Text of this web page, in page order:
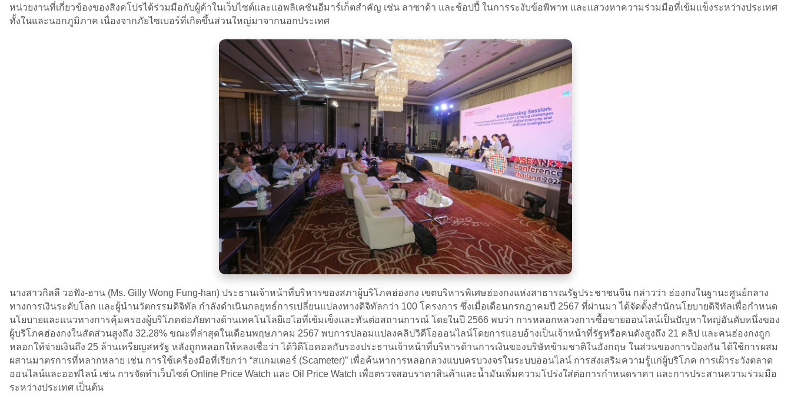
หน่วยงานที่เกี่ยวข้องของสิงคโปรได้ร่วมมือกับผู้ค้าในเว็บไซต์และแอพลิเคชันอีมาร์เก็ตสำคัญ เช่น ลาซาด้า และช้อปปี้ ในการระงับข้อพิพาท และแสวงหาความร่วมมือที่เข้มแข็งระหว่างประเทศ
ทั้งในและนอกภูมิภาค เนื่องจากภัยไซเบอร์ที่เกิดขึ้นส่วนใหญ่มาจากนอกประเทศ
นางสาวกิลลี วอฟัง-ฮาน (Ms. Gilly Wong Fung-han) ประธานเจ้าหน้าที่บริหารของสภาผู้บริโภคฮ่องกง เขตบริหารพิเศษฮ่องกงแห่งสาธารณรัฐประชาชนจีน กล่าวว่า ฮ่องกงในฐานะศูนย์กลาง
ทางการเงินระดับโลก และผู้นำนวัตกรรมดิจิทัล กำลังดำเนินกลยุทธ์การเปลี่ยนแปลงทางดิจิทัลกว่า 100 โครงการ ซึ่งเมื่อเดือนกรกฎาคมปี 2567 ที่ผ่านมา ได้จัดตั้งสำนักนโยบายดิจิทัลเพื่อกำหนด
นโยบายและแนวทางการคุ้มครองผู้บริโภคต่อภัยทางด้านเทคโนโลยีเอไอที่เข้มเข็งและทันต่อสถานการณ์ โดยในปี 2566 พบว่า การหลอกหลวงการซื้อขายออนไลน์เป็นปัญหาใหญ่อันดับหนึ่งของ
ผู้บริโภคฮ่องกงในสัดส่วนสูงถึง 32.28% ขณะที่ล่าสุดในเดือนพฤษภาคม 2567 พบการปลอมแปลงคลิปวิดีโอออนไลน์โดยการแอบอ้างเป็นเจ้าหน้าที่รัฐหรือคนดังสูงถึง 21 คลิป และคนฮ่องกงถูก
หลอกให้จ่ายเงินถึง 25 ล้านเหรียญสหรัฐ หลังถูกหลอกให้หลงเชื่อว่า ได้วิดีโอคอลกับรองประธานเจ้าหน้าที่บริหารด้านการเงินของบริษัทข้ามชาติในอังกฤษ ในส่วนของการป้องกัน ได้ใช้การผสม
ผสานมาตรการที่หลากหลาย เช่น การใช้เครื่องมือที่เรียกว่า “สแกมเตอร์ (Scameter)” เพื่อค้นหาการหลอกลวงแบบครบวงจรในระบบออนไลน์ การส่งเสริมความรู้แก่ผู้บริโภค การเฝ้าระวังตลาด
ออนไลน์และออฟไลน์ เช่น การจัดทำเว็บไซต์ Online Price Watch และ Oil Price Watch เพื่อตรวจสอบราคาสินค้าและน้ำมันเพิ่มความโปร่งใส่ต่อการกำหนดราคา และการประสานความร่วมมือ
ระหว่างประเทศ เป็นต้น